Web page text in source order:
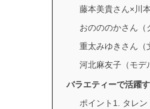
藤本美貴さん×川
おのののかさん（
重太みゆきさん（
河北麻友子（モデ
バラエティーで活躍
ポイント1. タレ